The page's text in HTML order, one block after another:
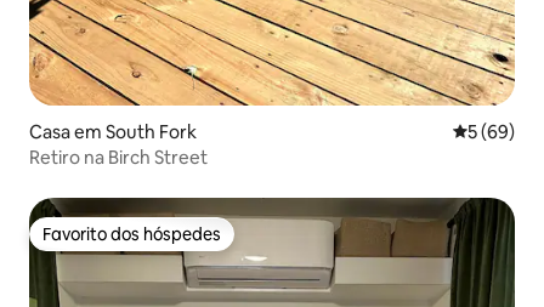
Casa em South Fork
5 (69)
Retiro na Birch Street
Favorito dos hóspedes
Favorito dos hóspedes